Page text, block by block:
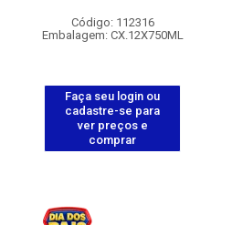
Código: 112316
Embalagem: CX.12X750ML
Faça seu login ou
cadastre-se para
ver preços e
comprar